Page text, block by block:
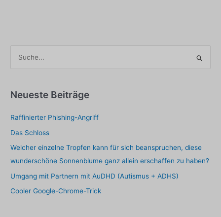
h
n
a
c
h
Neueste Beiträge
Raffinierter Phishing-Angriff
Das Schloss
Welcher einzelne Tropfen kann für sich beanspruchen, diese
wunderschöne Sonnenblume ganz allein erschaffen zu haben?
Umgang mit Partnern mit AuDHD (Autismus + ADHS)
Cooler Google-Chrome-Trick